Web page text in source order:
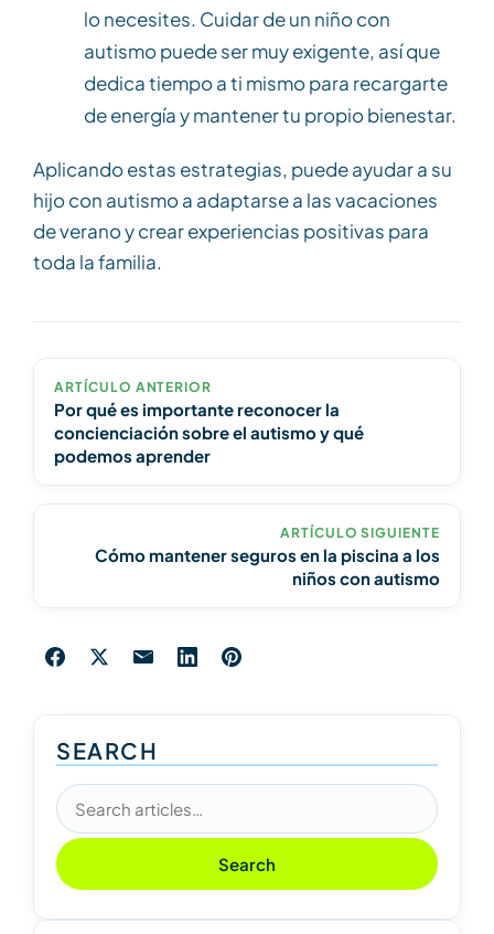
lo necesites. Cuidar de un niño con
autismo puede ser muy exigente, así que
dedica tiempo a ti mismo para recargarte
de energía y mantener tu propio bienestar.
Aplicando estas estrategias, puede ayudar a su
hijo con autismo a adaptarse a las vacaciones
de verano y crear experiencias positivas para
toda la familia.
ARTÍCULO ANTERIOR
Por qué es importante reconocer la
concienciación sobre el autismo y qué
podemos aprender
ARTÍCULO SIGUIENTE
Cómo mantener seguros en la piscina a los
niños con autismo
SEARCH
Search articles
Search